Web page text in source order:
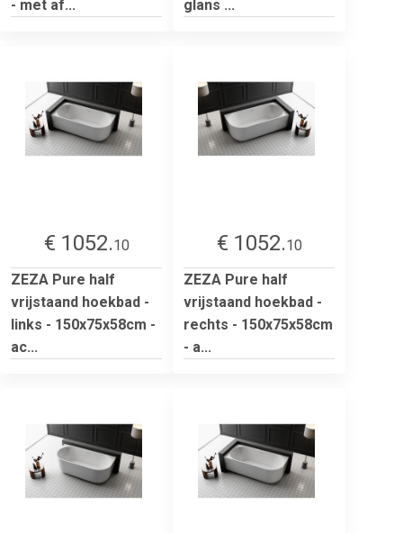
- met af... glans ...
€ 1052.10
ZEZA Pure half
vrijstaand hoekbad -
links - 150x75x58cm -
ac...
€ 1052.10
ZEZA Pure half
vrijstaand hoekbad -
rechts - 150x75x58cm
- a...